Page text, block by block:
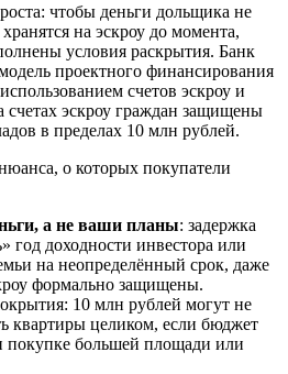
чтобы деньги дольщика не
на эскроу до момента,
условия раскрытия. Банк
проектного финансирования
счетов эскроу и
счетах эскроу граждан защищены
в пределах 10 млн рублей.
о которых покупатели
а не ваши планы: задержка
год доходности инвестора или
на неопределённый срок, даже
формально защищены.
10 млн рублей могут не
квартиры целиком, если бюджет
покупке большей площади или